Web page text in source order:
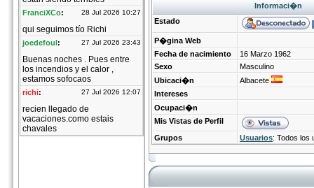
Informaci�n
Estado
P�gina Web
Fecha de nacimiento
16 Marzo 1962
Sexo
Masculino
Ubicaci�n
Albacete
Intereses
Ocupaci�n
Mis Vistas de Perfil
Grupos
Usuarios: Todos los